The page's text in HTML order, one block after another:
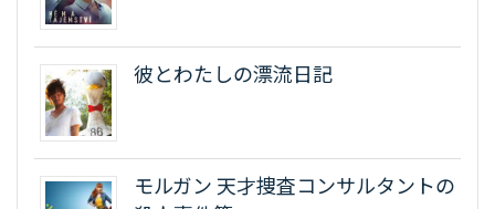
彼とわたしの漂流日記
モルガン 天才捜査コンサルタントの